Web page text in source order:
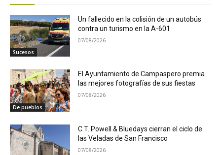
Sucesos
Un fallecido en la colisión de un autobús
contra un turismo en la A-601
07/08/2026
De pueblos
El Ayuntamiento de Campaspero premia
las mejores fotografías de sus fiestas
07/08/2026
C.T. Powell & Bluedays cierran el ciclo de
las Veladas de San Francisco
07/08/2026